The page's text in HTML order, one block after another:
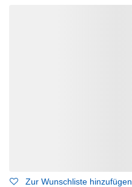
Zur Wunschliste hinzufügen